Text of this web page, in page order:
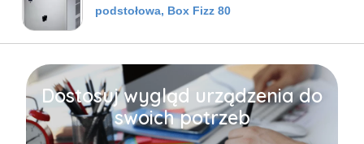
podstołowa, Box Fizz 80
Dostosuj wygląd urządzenia do
swoich potrzeb